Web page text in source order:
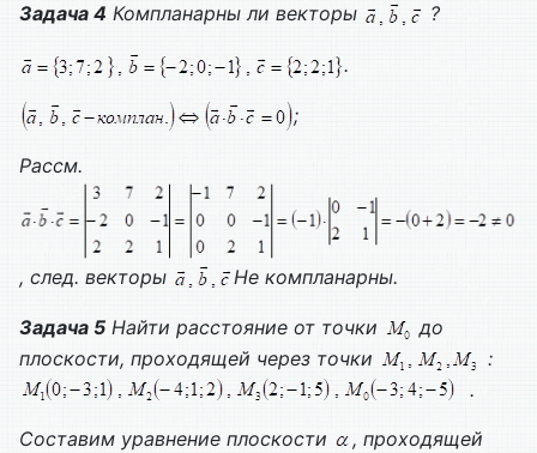
Задача 4 Компланарны ли векторы ?
.
;
Рассм.
, след. векторы Не компланарны.
Задача 5 Найти расстояние от точки
до
плоскости, проходящей через точки
:
.
Составим уравнение плоскости
, проходящей